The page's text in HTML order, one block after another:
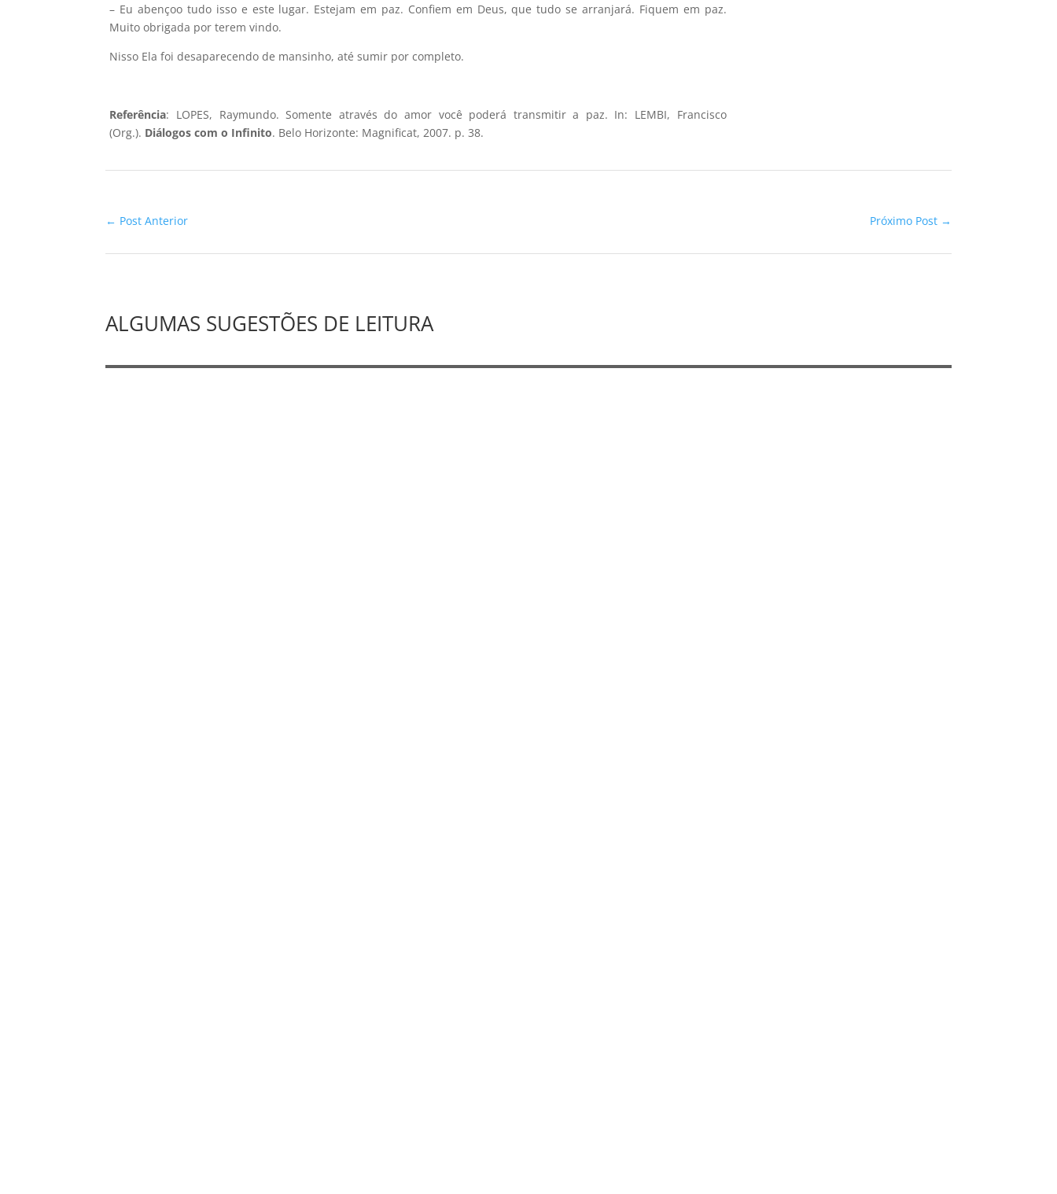
– Eu abençoo tudo isso e este lugar. Estejam em paz. Confiem em Deus, que tudo se arranjará. Fiquem em paz.
Muito obrigada por terem vindo.
Nisso Ela foi desaparecendo de mansinho, até sumir por completo.
Referência: LOPES, Raymundo. Somente através do amor você poderá transmitir a paz. In: LEMBI, Francisco
(Org.). Diálogos com o Infinito. Belo Horizonte: Magnificat, 2007. p. 38.
← Post Anterior Próximo Post→
ALGUMAS SUGESTÕES DE LEITURA